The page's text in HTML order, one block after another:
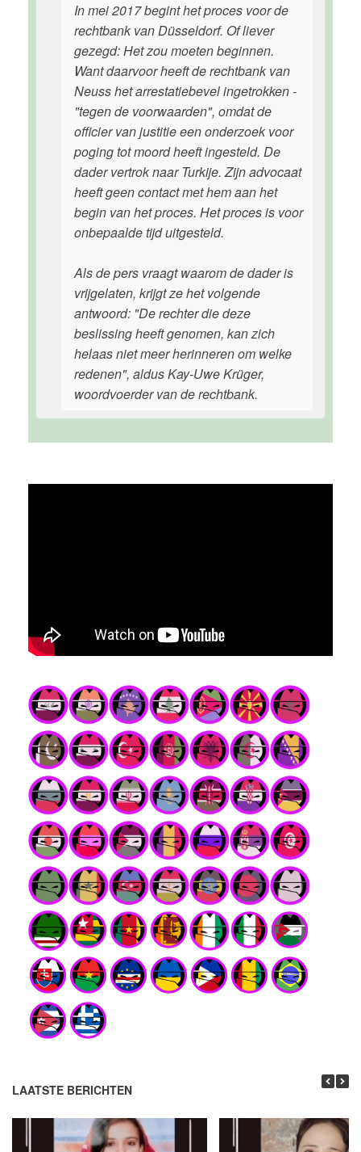
In mei 2017 begint het proces voor de
rechtbank van Düsseldorf. Of liever
gezegd: Het zou moeten beginnen.
Want daarvoor heeft de rechtbank van
Neuss het arrestatiebevel ingetrokken -
"tegen de voorwaarden", omdat de
officier van justitie een onderzoek voor
poging tot moord heeft ingesteld. De
dader vertrok naar Turkije. Zijn advocaat
heeft geen contact met hem aan het
begin van het proces. Het proces is voor
onbepaalde tijd uitgesteld.
Als de pers vraagt waarom de dader is
vrijgelaten, krijgt ze het volgende
antwoord: "De rechter die deze
beslissing heeft genomen, kan zich
helaas niet meer herinneren om welke
redenen", aldus Kay-Uwe Krüger,
woordvoerder van de rechtbank.
LAATSTE BERICHTEN